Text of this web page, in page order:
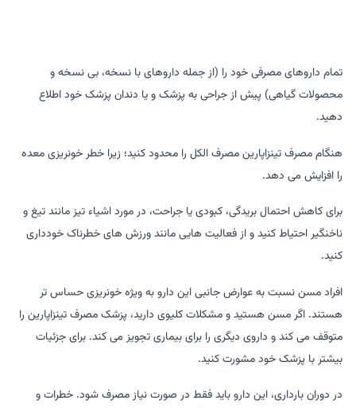
تمام داروهای مصرفی خود را (از جمله داروهای با نسخه، بی نسخه و
محصولات گیاهی) پیش از جراحی به پزشک و یا دندان پزشک خود اطلاع
دهید.
هنگام مصرف تینزاپارین مصرف الکل را محدود کنید؛ زیرا خطر خونریزی معده
را افزایش می دهد.
برای کاهش احتمال بریدگی، کبودی یا جراحت، در مورد اشیاء تیز مانند تیغ و
ناخنگیر احتیاط کنید و از فعالیت هایی مانند ورزش های خطرناک خودداری
کنید.
افراد مسن نسبت به عوارض جانبی این دارو به ویژه خونریزی حساس تر
هستند. اگر مسن هستید و مشکلات کلیوی دارید، پزشک مصرف تینزاپارین را
متوقف می کند و داروی دیگری را برای بیماری تجویز می کند. برای جزئیات
بیشتر با پزشک خود مشورت کنید.
در دوران بارداری، این دارو باید فقط در صورت نیاز مصرف شود. خطرات و